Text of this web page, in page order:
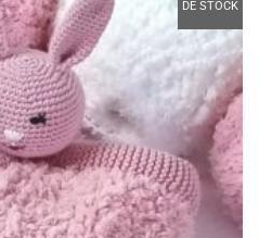
DE STOCK